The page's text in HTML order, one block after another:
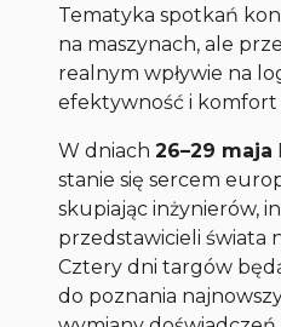
Tematyka spotkań
na maszynach, ale
realnym wpływie na
efektywność i komfort
W dniach26–29 maja
stanie się sercem
skupiając inżynierów,
przedstawicieli świata
Cztery dni targów
do poznania